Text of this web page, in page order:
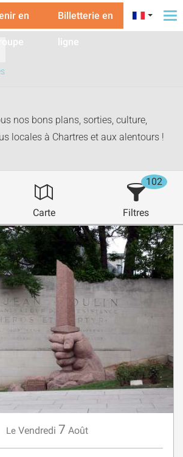
en Billetterie en
ligne
nos bons plans, sorties, culture,
locales à Chartres et aux alentours !
Carte Filtres
102
Le Vendredi 7 Août